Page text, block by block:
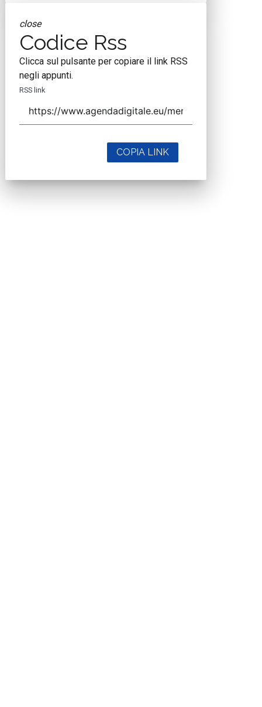
close
Codice Rss
Clicca sul pulsante per copiare il link RSS
negli appunti.
RSS link
COPIA LINK